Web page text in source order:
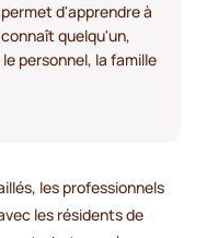
d'apprendre à
quelqu'un,
personnel, la famille
les professionnels
les résidents de